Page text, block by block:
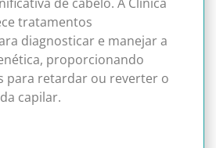
tratamentos
diagnosticar e manejar a
proporcionando
para retardar ou reverter o
capilar.